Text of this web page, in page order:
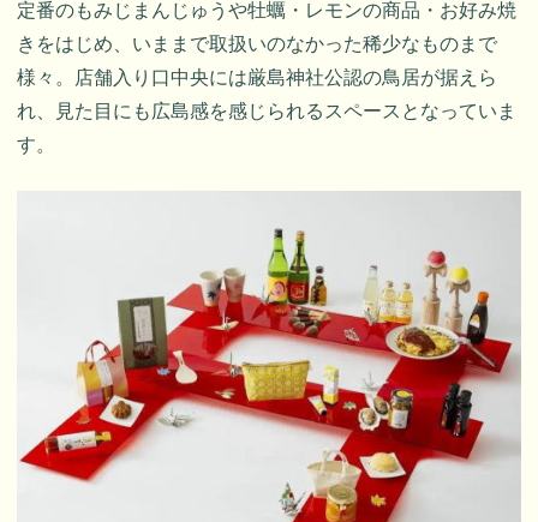
定番のもみじまんじゅうや牡蠣・レモンの商品・お好み焼
きをはじめ、いままで取扱いのなかった稀少なものまで
様々。店舗入り口中央には厳島神社公認の鳥居が据えら
れ、見た目にも広島感を感じられるスペースとなっていま
す。